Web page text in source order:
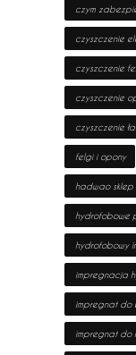
czym
czyszczenie
czyszczenie
czyszczenie
czyszczenie
felgi i opony
hadwao sklep
hydrofobowe
hydrofobowy
impregnacja
impregnat do
impregnat do